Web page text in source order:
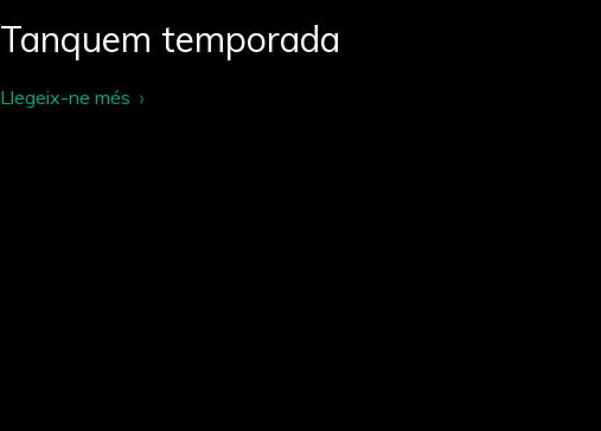
Tanquem temporada
Llegeix-ne més